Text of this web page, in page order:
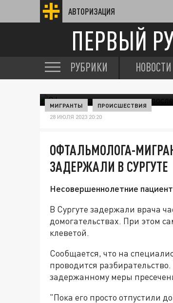
АВТОРИЗАЦИЯ
ПЕРВЫЙ
РУБРИКИ НОВОСТИ
МИГРАНТЫ ПРОИСШЕСТВИЯ
28 ИЮЛЯ 2023 20:20
ОФТАЛЬМОЛОГА-
ЗАДЕРЖАЛИ В СУРГУТЕ
Несовершеннолетние
В Сургуте задержали врача
домогательствах. При этом
клеветой.
Сообщается, что на
проводится
задержанному меры
"Пока его просто отпустили